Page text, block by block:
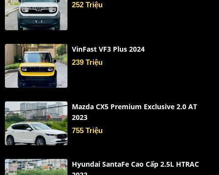
252 Triệu
VinFast VF3 Plus 2024
239 Triệu
Mazda CX5 Premium Exclusive 2.0 AT
2023
755 Triệu
Hyundai SantaFe Cao Cấp 2.5L HTRAC